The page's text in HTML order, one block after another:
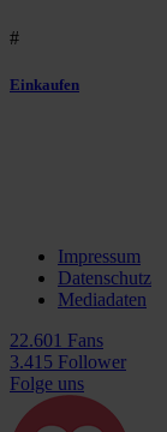
#
Einkaufen
Impressum
Datenschutz
Mediadaten
22.601 Fans
3.415 Follower
Folge uns